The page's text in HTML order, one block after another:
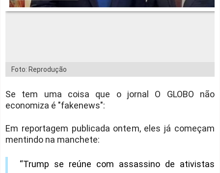
Foto: Reprodução
Se tem uma coisa que o jornal O GLOBO não
economiza é "fakenews":
Em reportagem publicada ontem, eles já começam
mentindo na manchete:
“Trump se reúne com assassino de ativistas